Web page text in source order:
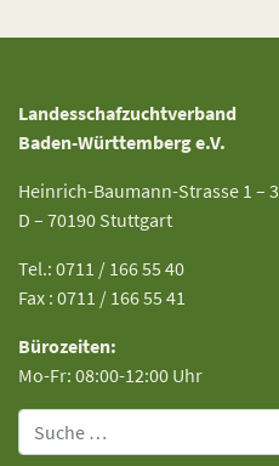
Landesschafzuchtverband
Baden-Württemberg e.V.
Heinrich-Baumann-Strasse 1 – 3
D – 70190 Stuttgart
Tel.: 0711 / 166 55 40
Fax : 0711 / 166 55 41
Bürozeiten:
Mo-Fr: 08:00-12:00 Uhr
Suche